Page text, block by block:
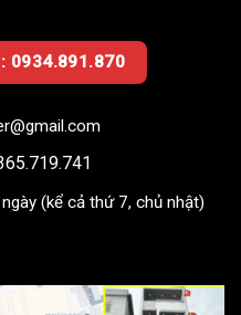
0934.891.870
(kể cả thứ 7, chủ nhật)